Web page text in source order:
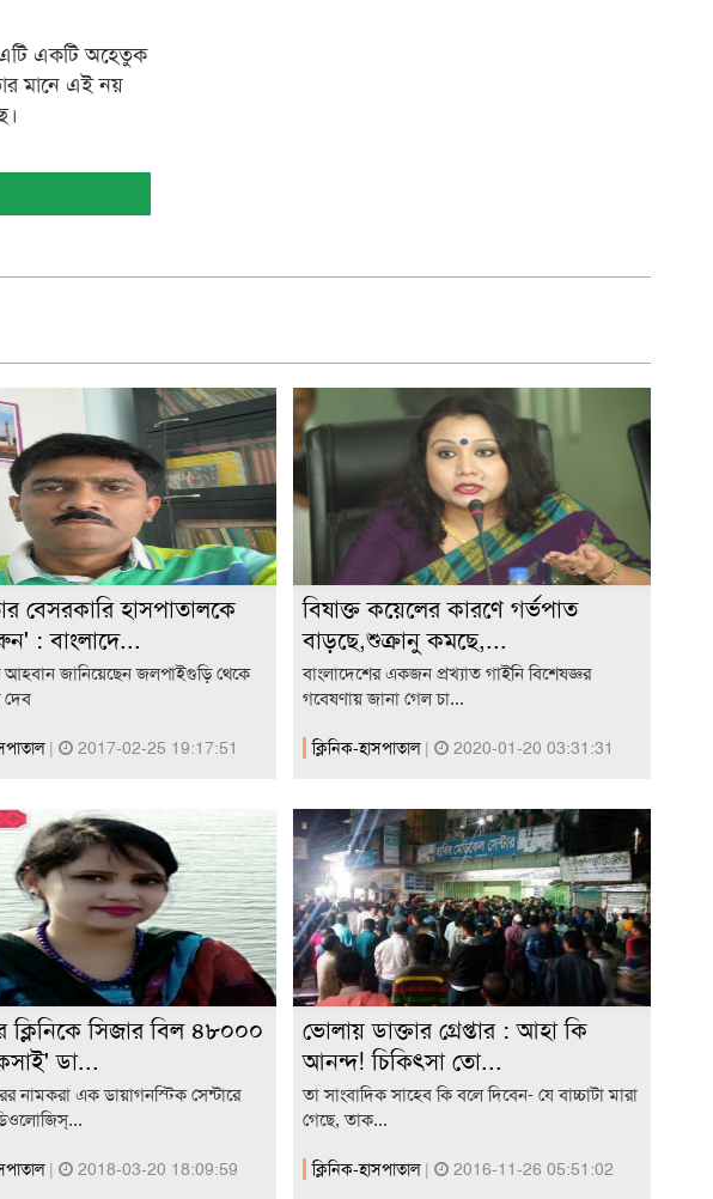
একটি অহেতুক
মানে এই নয়
বেসরকারি হাসপাতালকে
: বাংলাদে...
আহবান জানিয়েছেন জলপাইগুড়ি থেকে
দেব
| 2017-02-25 19:17:51
বিষাক্ত কয়েলের কারণে গর্ভপাত
বাড়ছে,শুক্রানু কমছে,...
বাংলাদেশের একজন প্রখ্যাত গাইনি বিশেষজ্ঞর
গবেষণায় জানা গেল চা...
ক্লিনিক-হাসপাতাল | 2020-01-20 03:31:31
ক্লিনিকে সিজার বিল ৪৮০০০
ডা...
নামকরা এক ডায়াগনস্টিক সেন্টারে
| 2018-03-20 18:09:59
ভোলায় ডাক্তার গ্রেপ্তার : আহা কি
আনন্দ! চিকিৎসা তো...
তা সাংবাদিক সাহেব কি বলে দিবেন- যে বাচ্চাটা মারা
গেছে, তাক...
ক্লিনিক-হাসপাতাল | 2016-11-26 05:51:02